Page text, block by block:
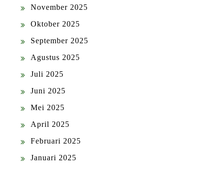
November 2025
Oktober 2025
September 2025
Agustus 2025
Juli 2025
Juni 2025
Mei 2025
April 2025
Februari 2025
Januari 2025